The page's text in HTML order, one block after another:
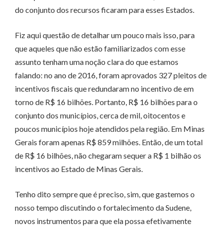
do conjunto dos recursos ficaram para esses Estados.
Fiz aqui questão de detalhar um pouco mais isso, para
que aqueles que não estão familiarizados com esse
assunto tenham uma noção clara do que estamos
falando: no ano de 2016, foram aprovados 327 pleitos de
incentivos fiscais que redundaram no incentivo de em
torno de R$ 16 bilhões. Portanto, R$ 16 bilhões para o
conjunto dos municípios, cerca de mil, oitocentos e
poucos municípios hoje atendidos pela região. Em Minas
Gerais foram apenas R$ 859 milhões. Então, de um total
de R$ 16 bilhões, não chegaram sequer a R$ 1 bilhão os
incentivos ao Estado de Minas Gerais.
Tenho dito sempre que é preciso, sim, que gastemos o
nosso tempo discutindo o fortalecimento da Sudene,
novos instrumentos para que ela possa efetivamente